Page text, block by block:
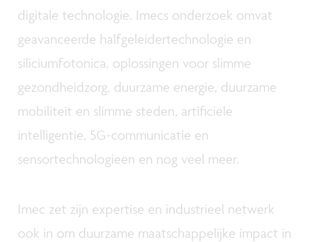
digitale technologie. Imecs onderzoek omvat
geavanceerde halfgeleidertechnologie en
siliciumfotonica, oplossingen voor slimme
gezondheidzorg, duurzame energie, duurzame
mobiliteit en slimme steden, artificiële
intelligentie, 5G-communicatie en
sensortechnologieën en nog veel meer.
Imec zet zijn expertise en industrieel netwerk
ook in om duurzame maatschappelijke impact in